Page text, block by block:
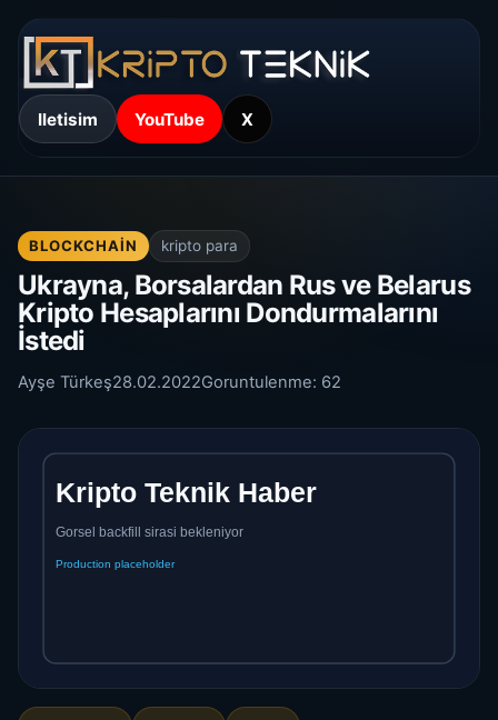
Iletisim YouTube X
BLOCKCHAIN kripto para
Ukrayna, Borsalardan Rus ve Belarus
Kripto Hesaplarını Dondurmalarını
İstedi
Ayşe Türkeş28.02.2022Goruntulenme: 62